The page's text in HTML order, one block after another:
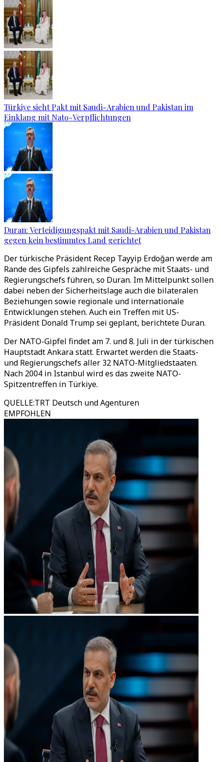
Türkiye sieht Pakt mit Saudi-Arabien und Pakistan im
Einklang mit Nato-Verpflichtungen
Duran: Verteidigungspakt mit Saudi-Arabien und Pakistan
gegen kein bestimmtes Land gerichtet
Der türkische Präsident Recep Tayyip Erdoğan werde am
Rande des Gipfels zahlreiche Gespräche mit Staats- und
Regierungschefs führen, so Duran. Im Mittelpunkt sollen
dabei neben der Sicherheitslage auch die bilateralen
Beziehungen sowie regionale und internationale
Entwicklungen stehen. Auch ein Treffen mit US-
Präsident Donald Trump sei geplant, berichtete Duran.
Der NATO-Gipfel findet am 7. und 8. Juli in der türkischen
Hauptstadt Ankara statt. Erwartet werden die Staats-
und Regierungschefs aller 32 NATO-Mitgliedstaaten.
Nach 2004 in Istanbul wird es das zweite NATO-
Spitzentreffen in Türkiye.
QUELLE:TRT Deutsch und Agenturen
EMPFOHLEN